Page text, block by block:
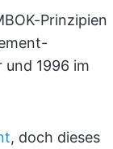
Prinzipien
und 1996 im
, doch dieses